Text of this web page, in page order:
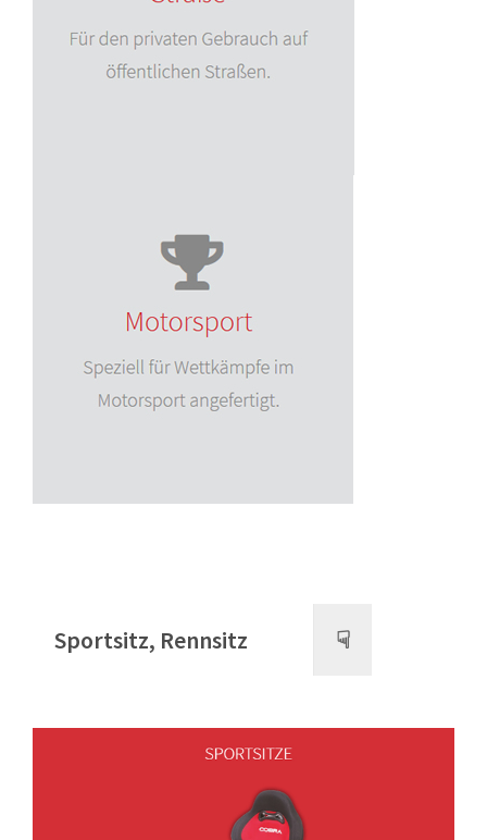
Sportsitz, Rennsitz ☟